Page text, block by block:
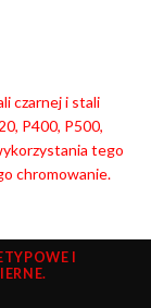
czarnej i stali
P400, P500,
tego
chromowanie.
I